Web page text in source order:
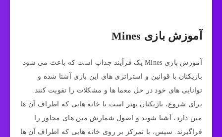
آموزش بازی Mines
آموزش بازی Mines یک فرآیند جذاب است که باعث می‌ شود
بازیکنان با قوانین و استراتژی‌ های این بازی آشنا شده و
توانایی‌ های خود در حل معما ها و مشکلات را تقویت کنند.
برای شروع، بازیکنان بهتر است با خانه‌ هایی که اطراف آن‌ ها
مین دارد، آشنا شوند و اصول شمارش مین‌ های مجاور را
فراگیرند. سپس، با تمرکز بر روی خانه‌ هایی که اطراف آن‌ ها